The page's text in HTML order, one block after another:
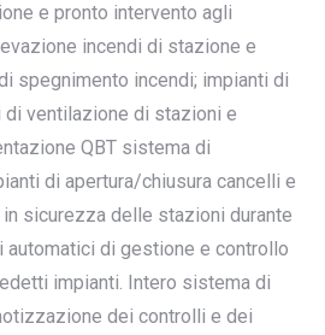
e pronto intervento agli
incendi di stazione e
spegnimento incendi; impianti di
di ventilazione di stazioni e
QBT sistema di
di apertura/chiusura cancelli e
sicurezza delle stazioni durante
automatici di gestione e controllo
impianti. Intero sistema di
dei controlli e dei